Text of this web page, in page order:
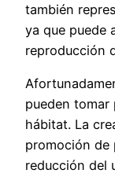
también
ya que puede
reproducción
pueden
hábitat. La
promoción de
reducción del